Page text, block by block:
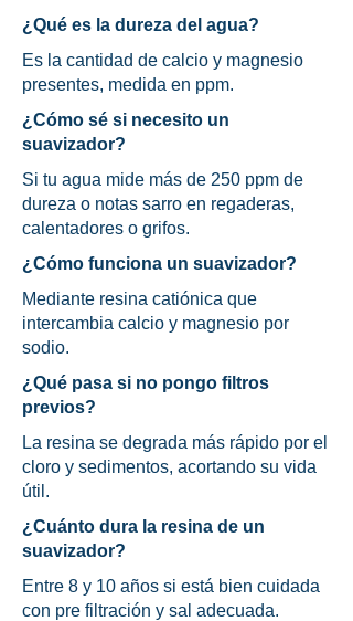
¿Qué es la dureza del agua?
Es la cantidad de calcio y magnesio
presentes, medida en ppm.
¿Cómo sé si necesito un
suavizador?
Si tu agua mide más de 250 ppm de
dureza o notas sarro en regaderas,
calentadores o grifos.
¿Cómo funciona un suavizador?
Mediante resina catiónica que
intercambia calcio y magnesio por
sodio.
¿Qué pasa si no pongo filtros
previos?
La resina se degrada más rápido por el
cloro y sedimentos, acortando su vida
útil.
¿Cuánto dura la resina de un
suavizador?
Entre 8 y 10 años si está bien cuidada
con pre filtración y sal adecuada.